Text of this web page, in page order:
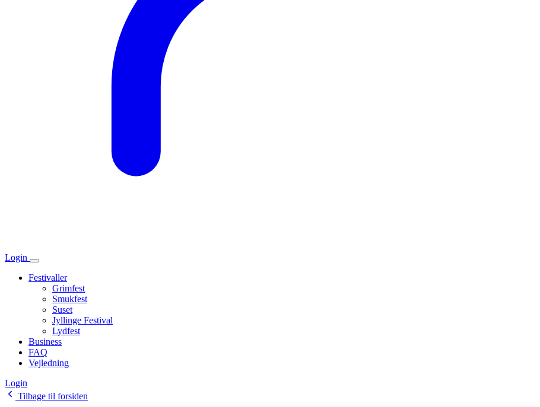
Login
Festivaller
Grimfest
Smukfest
Suset
Jyllinge Festival
Lydfest
Business
FAQ
Vejledning
Login
Tilbage til forsiden